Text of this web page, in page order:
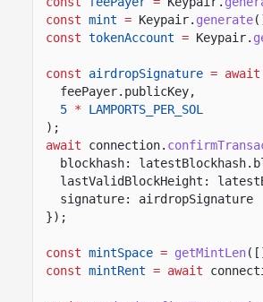
const mint = Keypair. generate
const tokenAccount = Keypair.
const airdropSignature = await
feePayer.publicKey,
5 *
LAMPORTS_PER_SOL
);
await
connection.
blockhash:
lastValidBlockHeight:
signature: airdropSignature
});
const mintSpace = getMintLen
const mintRent = await